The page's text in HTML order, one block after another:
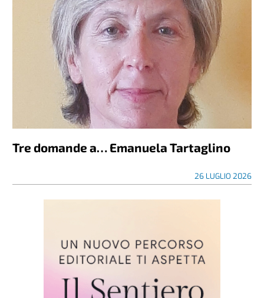
Tre domande a… Emanuela Tartaglino
26 LUGLIO 2026